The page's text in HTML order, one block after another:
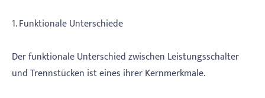
1. Funktionale Unterschiede
Der funktionale Unterschied zwischen Leistungsschalter
und Trennstücken ist eines ihrer Kernmerkmale.